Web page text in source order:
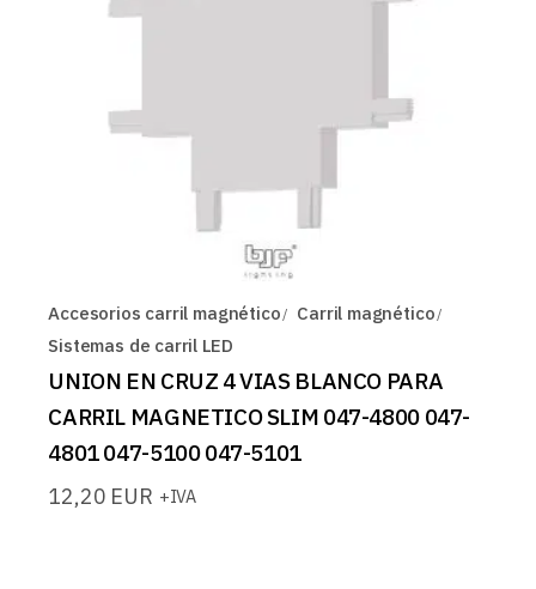
Accesorios carril magnético
Carril magnético
Sistemas de carril LED
UNION EN CRUZ 4 VIAS BLANCO PARA
CARRIL MAGNETICO SLIM 047-4800 047-
4801 047-5100 047-5101
12,20 EUR +IVA